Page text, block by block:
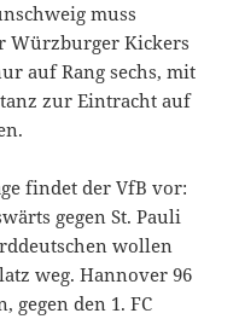
muss
Würzburger Kickers
auf Rang sechs, mit
zur Eintracht auf
findet der VfB vor:
gegen St. Pauli
wollen
weg. Hannover 96
gegen den 1. FC